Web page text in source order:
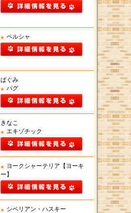
ペルシャ
ぱぐみ
パグ
きなこ
エキゾチック
ヨークシャーテリア【ヨーキ
ー】
シベリアン・ハスキー